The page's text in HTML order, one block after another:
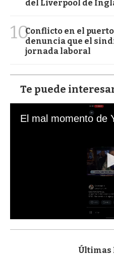
del Liverpool de
10Conflicto en el
denuncia que el
jornada laboral
Te puede
s
Últimas